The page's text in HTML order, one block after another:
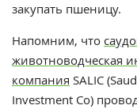
закупать пшеницу.
Напомним, что
животноводческая
компания SALIC
Investment Co)